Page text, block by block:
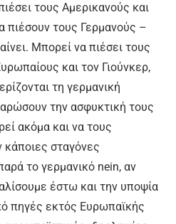
τους Αμερικανούς και
πιέσουν τους Γερμανούς –
Μπορεί να πιέσει τους
και τον Γιούνκερ,
τη γερμανική
την ασφυκτική τους
ακόμα και να τους
σταγόνες
το γερμανικό nein, αν
έστω και την υποψία
πηγές εκτός Ευρωπαϊκής